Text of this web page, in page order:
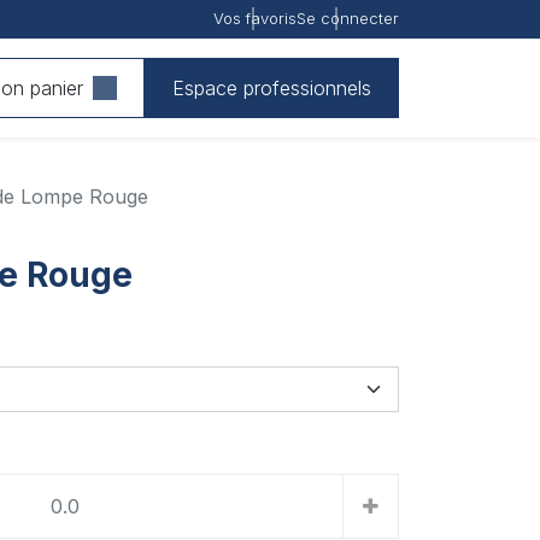
Vos favorisSe connecter
panier Espace professionnels
Lompe Rouge
Rouge